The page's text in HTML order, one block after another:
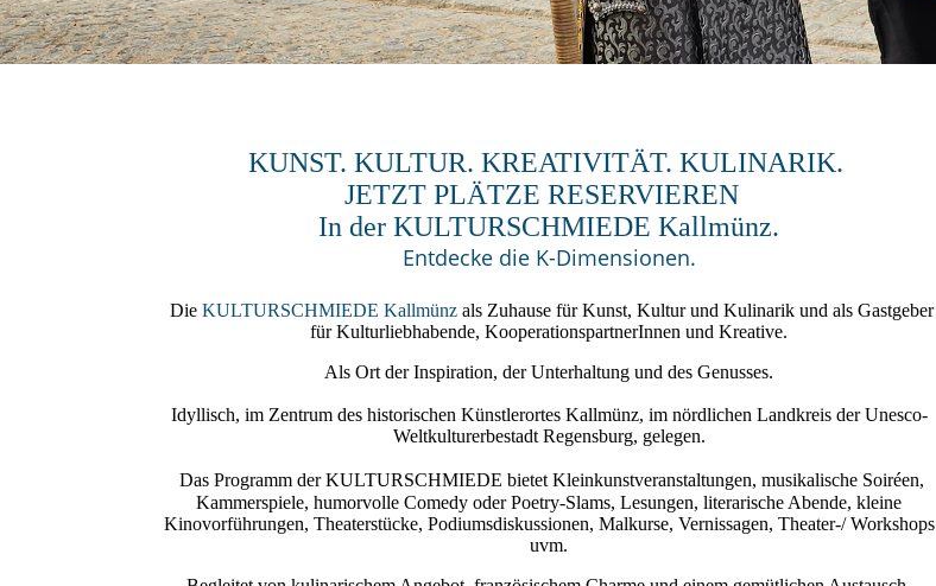
KUNST. KULTUR. KREATIVITÄT. KULINARIK.
JETZT PLÄTZE RESERVIEREN
In der KULTURSCHMIEDE Kallmünz.
Entdecke die K-Dimensionen.
Die KULTURSCHMIEDE Kallmünz als Zuhause für Kunst, Kultur und Kulinarik und als Gastgeber
für Kulturliebhabende, KooperationspartnerInnen und Kreative.
Als Ort der Inspiration, der Unterhaltung und des Genusses.
Idyllisch, im Zentrum des historischen Künstlerortes Kallmünz, im nördlichen Landkreis der Unesco-
Weltkulturerbestadt Regensburg, gelegen.
Das Programm derKULTURSCHMIEDE bietet Kleinkunstveranstaltungen, musikalische Soiréen,
Kammerspiele, humorvolle Comedy oder Poetry-Slams, Lesungen, literarische Abende, kleine
Kinovorführungen, Theaterstücke, Podiumsdiskussionen, Malkurse, Vernissagen, Theater-/ Workshops
uvm.